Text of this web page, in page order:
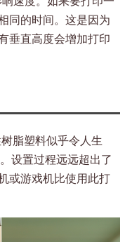
同的时间。这是因为
垂直高度会增加打印
脂塑料似乎令人生
设置过程远远超出了
或游戏机比使用此打